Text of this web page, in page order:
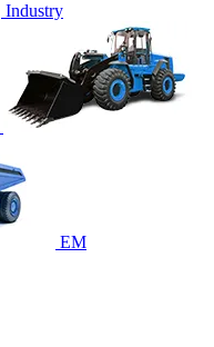
Industry
EM